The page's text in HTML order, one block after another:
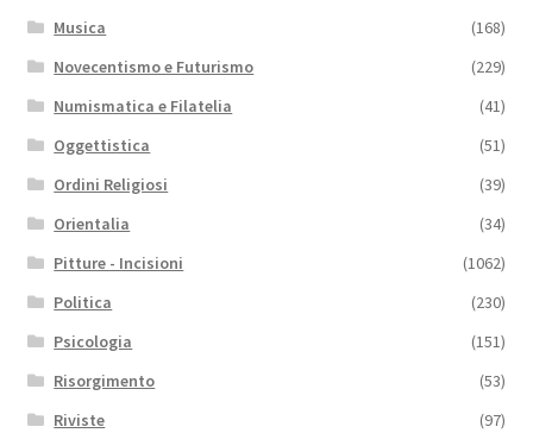
Musica
(168)
Novecentismo e Futurismo
(229)
Numismatica e Filatelia
(41)
Oggettistica
(51)
Ordini Religiosi
(39)
Orientalia
(34)
Pitture - Incisioni
(1062)
Politica
(230)
Psicologia
(151)
Risorgimento
(53)
Riviste
(97)